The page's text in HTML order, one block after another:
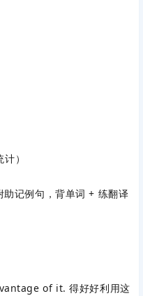
）
记例句，背单词 + 练翻译
of it. 得好好利用这